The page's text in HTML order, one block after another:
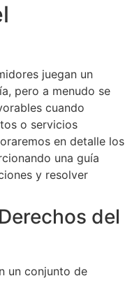
juegan un
pero a menudo se
cuando
o servicios
en detalle los
una guía
y resolver
del
un conjunto de